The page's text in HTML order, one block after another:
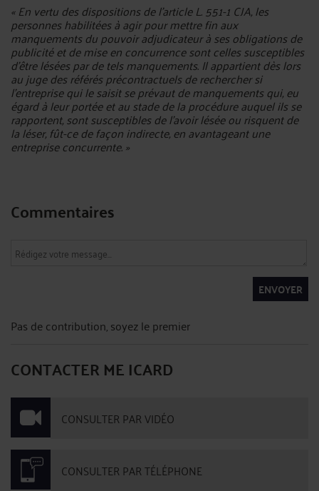
« En vertu des dispositions de l'article L. 551-1 CJA, les
personnes habilitées à agir pour mettre fin aux
manquements du pouvoir adjudicateur à ses obligations de
publicité et de mise en concurrence sont celles susceptibles
d'être lésées par de tels manquements. Il appartient dès lors
au juge des référés précontractuels de rechercher si
l'entreprise qui le saisit se prévaut de manquements qui, eu
égard à leur portée et au stade de la procédure auquel ils se
rapportent, sont susceptibles de l'avoir lésée ou risquent de
la léser, fût-ce de façon indirecte, en avantageant une
entreprise concurrente. »
Commentaires
ENVOYER
Pas de contribution, soyez le premier
CONTACTER ME ICARD
CONSULTER PAR VIDÉO
CONSULTER PAR TÉLÉPHONE